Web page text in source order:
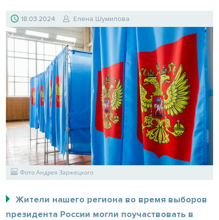
18.03.2024 Елена Шумилова
Фото Андрея Заржецкого
Жители нашего региона во время выборов
президента России могли поучаствовать в